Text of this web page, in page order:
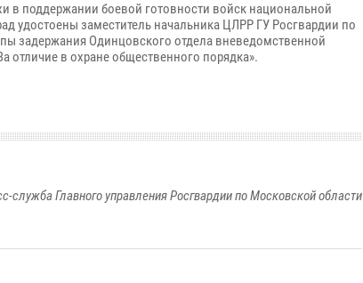
в поддержании боевой готовности войск национальной
удостоены заместитель начальника ЦЛРР ГУ Росгвардии по
задержания Одинцовского отдела вневедомственной
в охране общественного порядка».
служба Главного управления Росгвардии по Московской области